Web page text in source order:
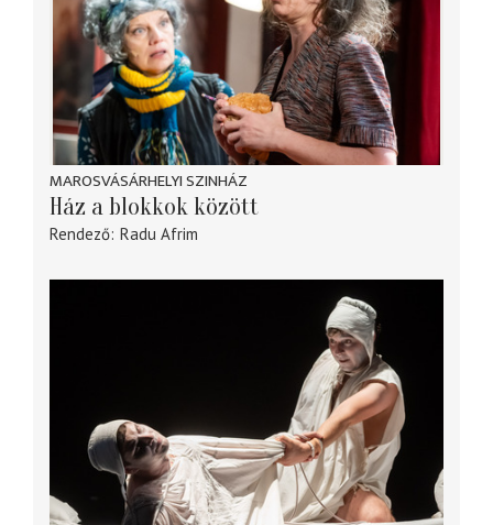
MAROSVÁSÁRHELYI SZINHÁZ
Ház a blokkok között
Rendező Radu Afrim